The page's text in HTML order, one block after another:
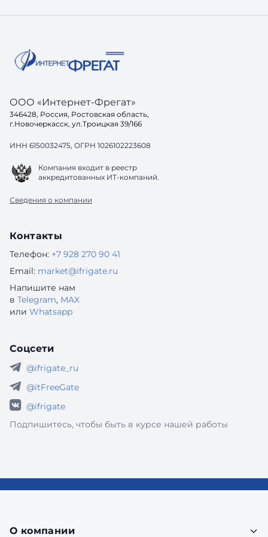
вопрос: а готов ли ваш са
до
ООО «Интернет-Фрегат»
346428, Россия, Ростовская область,
г.Новочеркасск, ул.Троицкая 39/166
ИНН 6150032475, ОГРН 1026102223608
Компания входит в реестр
аккредитованных ИТ-компаний.
Сведения о компании
Контакты
Телефон: +7 928 270 90 41
Email: market@ifrigate.ru
Напишите нам
в Telegram, MAX
или Whatsapp
Соцсети
@ifrigate_ru
@itFreeGate
@ifrigate
Подпишитесь, чтобы быть в курсе нашей работы
О компании